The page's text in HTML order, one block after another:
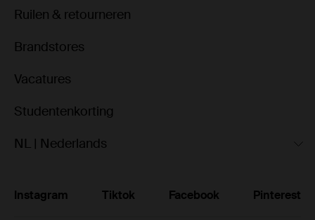
Ruilen & retourneren
Brandstores
Vacatures
Studentenkorting
NL | Nederlands
Instagram Tiktok Facebook Pinterest